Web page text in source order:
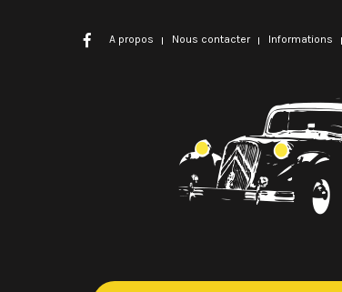
A propos Nous contacter Informations